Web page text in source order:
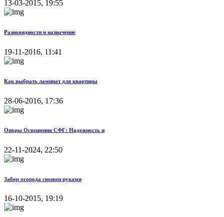
13-03-2015, 19:55
Разновидности и назначение
19-11-2016, 11:41
Как выбрать ламинат для квартиры
28-06-2016, 17:36
Опоры Освещения СФГ: Надежность и
22-11-2024, 22:50
Забор огорода своими руками
16-10-2015, 19:19